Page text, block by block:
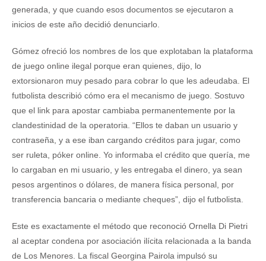
generada, y que cuando esos documentos se ejecutaron a
inicios de este año decidió denunciarlo.
Gómez ofreció los nombres de los que explotaban la plataforma
de juego online ilegal porque eran quienes, dijo, lo
extorsionaron muy pesado para cobrar lo que les adeudaba. El
futbolista describió cómo era el mecanismo de juego. Sostuvo
que el link para apostar cambiaba permanentemente por la
clandestinidad de la operatoria. “Ellos te daban un usuario y
contraseña, y a ese iban cargando créditos para jugar, como
ser ruleta, póker online. Yo informaba el crédito que quería, me
lo cargaban en mi usuario, y les entregaba el dinero, ya sean
pesos argentinos o dólares, de manera física personal, por
transferencia bancaria o mediante cheques”, dijo el futbolista.
Este es exactamente el método que reconoció Ornella Di Pietri
al aceptar condena por asociación ilícita relacionada a la banda
de Los Menores. La fiscal Georgina Pairola impulsó su